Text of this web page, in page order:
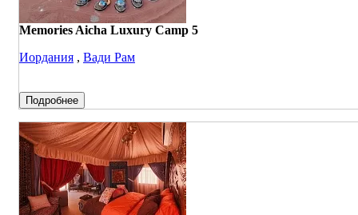
Memories Aicha Luxury Camp 5
Иордания , Вади Рам
Подробнее